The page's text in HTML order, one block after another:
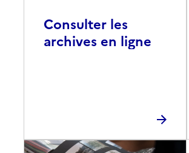
Consulter les
archives en ligne